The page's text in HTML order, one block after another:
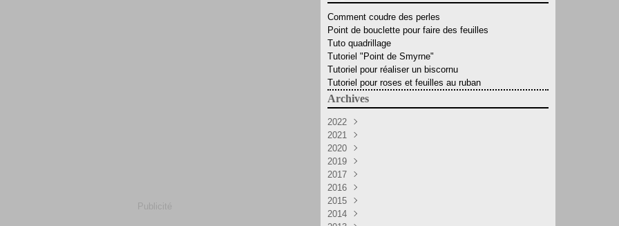
Publicité
Comment coudre des perles
Point de bouclette pour faire des feuilles
Tuto quadrillage
Tutoriel "Point de Smyrne"
Tutoriel pour réaliser un biscornu
Tutoriel pour roses et feuilles au ruban
Archives
2022
Mars
Février
2021
Octobre
Septembre
Août
Mai(1)
Avril
Mars
2020
Décembre
Avril
Mars
2019
Novembre
2017
Octobre
Septembre
Août
2016
Novembre
Août
2015
Décembre
2014